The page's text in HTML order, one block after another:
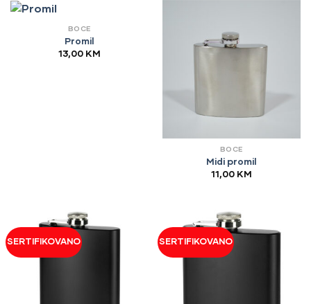
BOCE
Promil
13,00 KM
BOCE
Midi promil
11,00 KM
SERTIFIKOVANO SERTIFIKOVANO